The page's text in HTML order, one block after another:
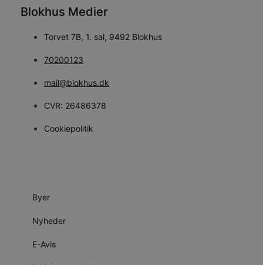
Blokhus Medier
Torvet 7B, 1. sal, 9492 Blokhus
70200123
mail@blokhus.dk
CVR: 26486378
Cookiepolitik
Byer
Nyheder
E-Avis